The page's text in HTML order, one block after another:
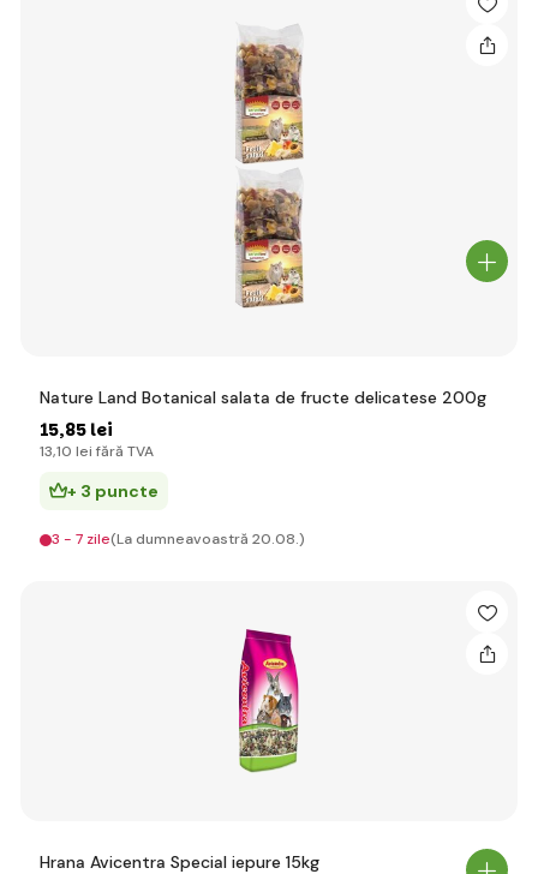
Nature Land Botanical salata de fructe delicatese 200g
15,85 lei
13,10 lei fără TVA
+ 3 puncte
3 - 7 zile(La dumneavoastră 20.08.)
Hrana Avicentra Special iepure 15kg